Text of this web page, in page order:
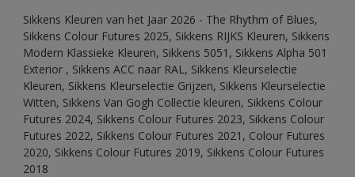
Sikkens Kleuren van het Jaar 2026 - The Rhythm of Blues,
Sikkens Colour Futures 2025, Sikkens RIJKS Kleuren, Sikkens
Modern Klassieke Kleuren, Sikkens 5051, Sikkens Alpha 501
Exterior , Sikkens ACC naar RAL, Sikkens Kleurselectie
Kleuren, Sikkens Kleurselectie Grijzen, Sikkens Kleurselectie
Witten, Sikkens Van Gogh Collectie kleuren, Sikkens Colour
Futures 2024, Sikkens Colour Futures 2023, Sikkens Colour
Futures 2022, Sikkens Colour Futures 2021, Colour Futures
2020, Sikkens Colour Futures 2019, Sikkens Colour Futures
2018